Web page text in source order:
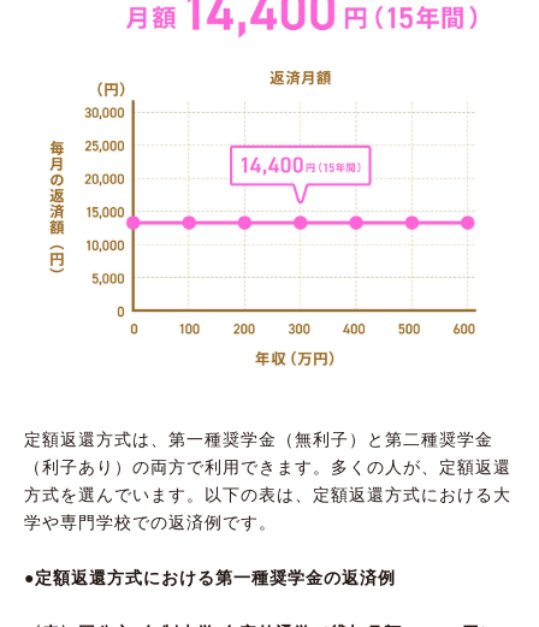
定額返還方式は、第一種奨学金（無利子）と第二種奨学金
（利子あり）の両方で利用できます。多くの人が、定額返還
方式を選んでいます。以下の表は、定額返還方式における大
学や専門学校での返済例です。
●定額返還方式における第一種奨学金の返済例